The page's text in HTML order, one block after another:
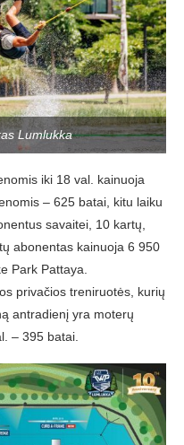
Lumlukka
iki 18 val. kainuoja
– 625 batai, kitu laiku
savaitei, 10 kartų,
abonentas kainuoja 6 950
Park Pattaya.
privačios treniruotės, kurių
antradienį yra moterų
– 395 batai.